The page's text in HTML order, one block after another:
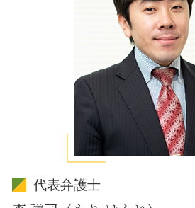
代表弁護士